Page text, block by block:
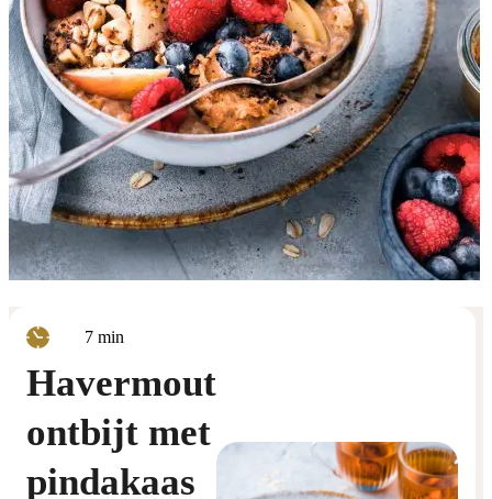
7minuten
min
Havermout
ontbijt met
pindakaas